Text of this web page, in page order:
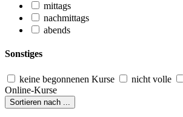
mittags
nachmittags
abends
Sonstiges
keine begonnenen Kurse nicht volle
Online-Kurse
Sortieren nach ...